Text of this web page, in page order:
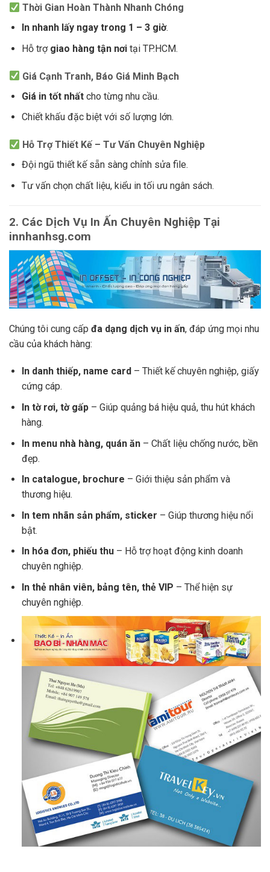
Thời Gian Hoàn Thành Nhanh Chóng
In nhanh lấy ngay trong 1 – 3 giờ.
Hỗ trợ giao hàng tận nơitại TP.HCM.
Giá Cạnh Tranh, Báo Giá Minh Bạch
Giá in tốt nhấtcho từng nhu cầu.
Chiết khấu đặc biệt với số lượng lớn.
Hỗ Trợ Thiết Kế – Tư Vấn Chuyên Nghiệp
Đội ngũ thiết kế sẵn sàng chỉnh sửa file.
Tư vấn chọn chất liệu, kiểu in tối ưu ngân sách.
2. Các Dịch Vụ In Ấn Chuyên Nghiệp Tại
innhanhsg.com
Chúng tôi cung cấp đa dạng dịch vụ in ấn, đáp ứng mọi nhu
cầu của khách hàng:
In danh thiếp, name card – Thiết kế chuyên nghiệp, giấy
cứng cáp.
In tờ rơi, tờ gấp– Giúp quảng bá hiệu quả, thu hút khách
hàng.
In menu nhà hàng, quán ăn– Chất liệu chống nước, bền
đẹp.
In catalogue, brochure – Giới thiệu sản phẩm và
thương hiệu.
In tem nhãn sản phẩm, sticker – Giúp thương hiệu nổi
bật.
In hóa đơn, phiếu thu– Hỗ trợ hoạt động kinh doanh
chuyên nghiệp.
In thẻ nhân viên, bảng tên, thẻ VIP – Thể hiện sự
chuyên nghiệp.